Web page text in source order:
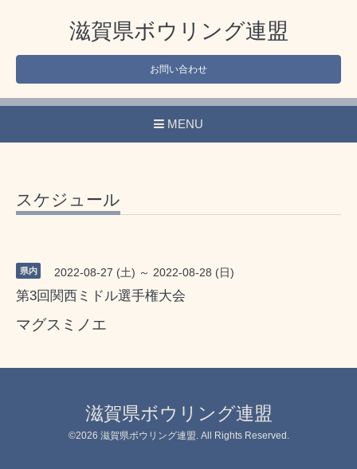
滋賀県ボウリング連盟
お問い合わせ
MENU
スケジュール
県内 2022-08-27 (土) ～ 2022-08-28 (日)
第3回関西ミドル選手権大会
マグスミノエ
滋賀県ボウリング連盟
©2026 滋賀県ボウリング連盟 . All Rights Reserved.